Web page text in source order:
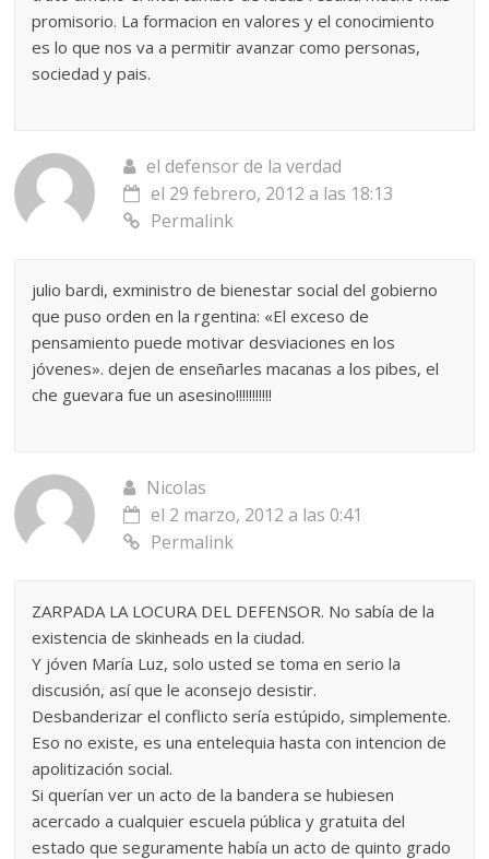
promisorio. La formacion en valores y el conocimiento
es lo que nos va a permitir avanzar como personas,
sociedad y pais.
el defensor de la verdad
el 29 febrero, 2012 a las 18:13
Permalink
julio bardi, exministro de bienestar social del gobierno
que puso orden en la rgentina: «El exceso de
pensamiento puede motivar desviaciones en los
jóvenes». dejen de enseñarles macanas a los pibes, el
che guevara fue un asesino!!!!!!!!!!!
Nicolas
el 2 marzo, 2012 a las 0:41
Permalink
ZARPADA LA LOCURA DEL DEFENSOR. No sabía de la
existencia de skinheads en la ciudad.
Y jóven María Luz, solo usted se toma en serio la
discusión, así que le aconsejo desistir.
Desbanderizar el conflicto sería estúpido, simplemente.
Eso no existe, es una entelequia hasta con intencion de
apolitización social.
Si querían ver un acto de la bandera se hubiesen
acercado a cualquier escuela pública y gratuita del
estado que seguramente había un acto de quinto grado